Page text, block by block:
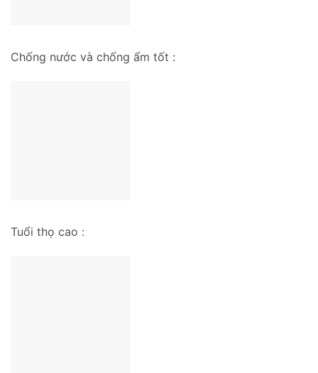
Chống nước và chống ẩm tốt :
Tuổi thọ cao :